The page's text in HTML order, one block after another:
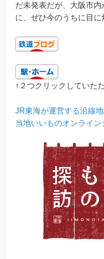
だ未発表だが、大阪市
に、ぜひ今のうちに目
↑２つクリックしていた
JR東海が運営する沿線
当地いいものオンライン